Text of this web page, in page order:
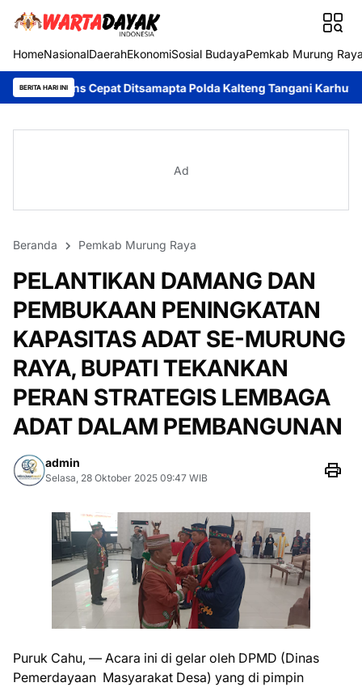
HomeNasionalDaerahEkonomiSosial BudayaPemkab Murung
BERITA HARI INI
Ditsamapta Polda Kalteng Tangani Karhutla di Palangka Raya
Ad
Beranda Pemkab Murung Raya
PELANTIKAN DAMANG DAN
PEMBUKAAN PENINGKATAN
KAPASITAS ADAT SE-MURUNG
RAYA, BUPATI TEKANKAN
PERAN STRATEGIS LEMBAGA
ADAT DALAM PEMBANGUNAN
admin
Selasa, 28 Oktober 2025 09:47 WIB
Puruk Cahu, — Acara ini di gelar oleh DPMD (Dinas
Pemerdayaan Masyarakat Desa) yang di pimpin